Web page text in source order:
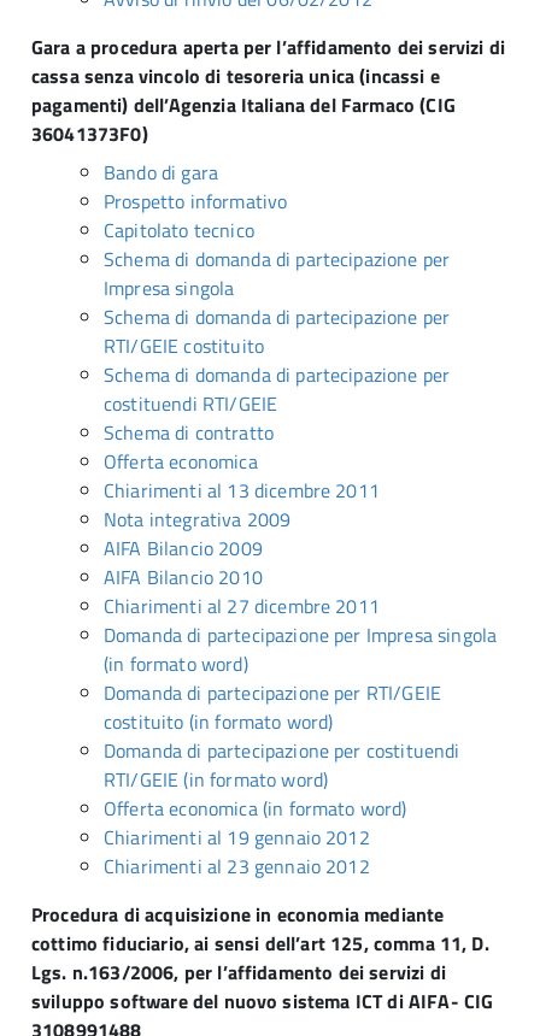
Gara a procedura aperta per l’affidamento dei servizi di
cassa senza vincolo di tesoreria unica (incassi e
pagamenti) dell’Agenzia Italiana del Farmaco (CIG
36041373F0)
Bando di gara
Prospetto informativo
Capitolato tecnico
Schema di domanda di partecipazione per
Impresa singola
Schema di domanda di partecipazione per
RTI/GEIE costituito
Schema di domanda di partecipazione per
costituendi RTI/GEIE
Schema di contratto
Offerta economica
Chiarimenti al 13 dicembre 2011
Nota integrativa 2009
AIFA Bilancio 2009
AIFA Bilancio 2010
Chiarimenti al 27 dicembre 2011
Domanda di partecipazione per Impresa singola
(in formato word)
Domanda di partecipazione per RTI/GEIE
costituito (in formato word)
Domanda di partecipazione per costituendi
RTI/GEIE (in formato word)
Offerta economica (in formato word)
Chiarimenti al 19 gennaio 2012
Chiarimenti al 23 gennaio 2012
Procedura di acquisizione in economia mediante
cottimo fiduciario, ai sensi dell’art 125, comma 11, D.
Lgs. n.163/2006, per l’affidamento dei servizi di
sviluppo software del nuovo sistema ICT di AIFA- CIG
3108991488